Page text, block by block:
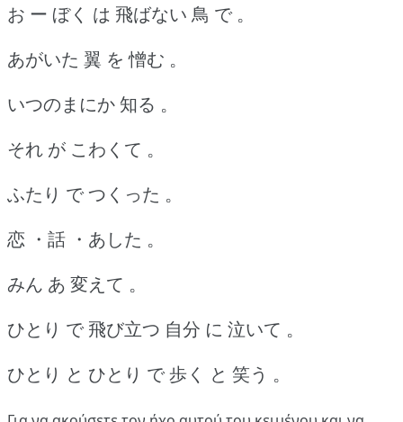
お ー ぼく は 飛ばない 鳥 で 。
あがいた 翼 を 憎む 。
いつのまにか 知る 。
それ が こわくて 。
ふたり で つくった 。
恋 ・話 ・あした 。
みん あ 変えて 。
ひとり で 飛び立つ 自分 に 泣いて 。
ひとり と ひとり で 歩く と 笑う 。